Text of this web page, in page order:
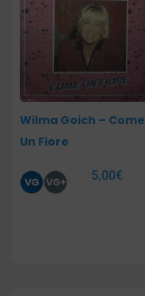
Wilma Goich – Come
Un Fiore
5,00€